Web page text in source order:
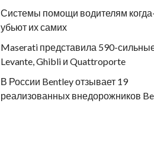
Системы помощи водителям
убьют их самих
Maserati представила 590-
Levante, Ghibli и Quattroporte
В России Bentley отзывает 19
реализованных внедорожников